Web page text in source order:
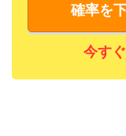
確率を
今す